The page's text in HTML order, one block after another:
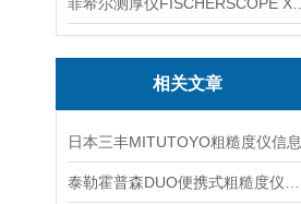
相关文章
日本三丰MITUTOYO粗糙度仪信息